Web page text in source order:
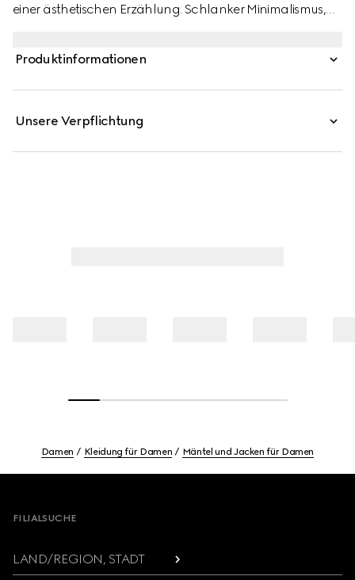
einer ästhetischen Erzählung. Schlanker Minimalismus,
gebracht und erinnert an das modische Jahrzehnt. Diese
Produktinformationen
Unsere Verpflichtung
Damen Kleidung für Damen Mäntel und Jacken für Damen
FILIALSUCHE
LAND/REGION, STADT